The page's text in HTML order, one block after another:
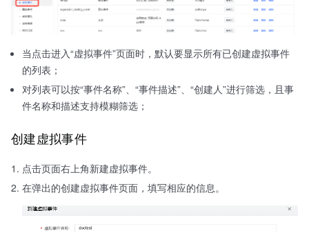
当点击进入“虚拟事件”页面时，默认要显示所有已创建虚拟事件
的列表；
对列表可以按“事件名称”、“事件描述”、“创建人”进行筛选，且事
件名称和描述支持模糊筛选；
创建虚拟事件
点击页面右上角新建虚拟事件。
在弹出的创建虚拟事件页面，填写相应的信息。